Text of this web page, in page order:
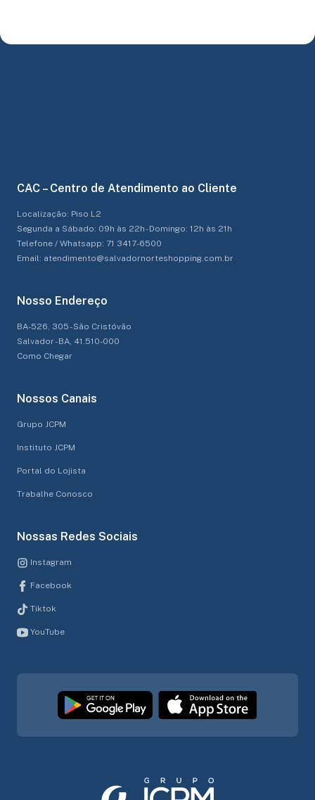
CAC – Centro de Atendimento ao Cliente
Localização: Piso L2
Segunda a Sábado: 09h às 22h - Domingo: 12h às 21h
Telefone / Whatsapp: 71 3417-6500
Email: atendimento@salvadornorteshopping.com.br
Nosso Endereço
BA-526, 305 - São Cristóvão
Salvador - BA, 41.510-000
Como Chegar
Nossos Canais
Grupo JCPM
Instituto JCPM
Portal do Lojista
Trabalhe Conosco
Nossas Redes Sociais
Instagram
Facebook
Tiktok
YouTube